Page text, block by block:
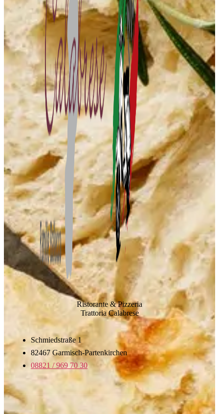
Ristorante & Pizzeria
Trattoria Calabrese
Schmiedstraße 1
82467 Garmisch-Partenkirchen
08821 / 969 70 30